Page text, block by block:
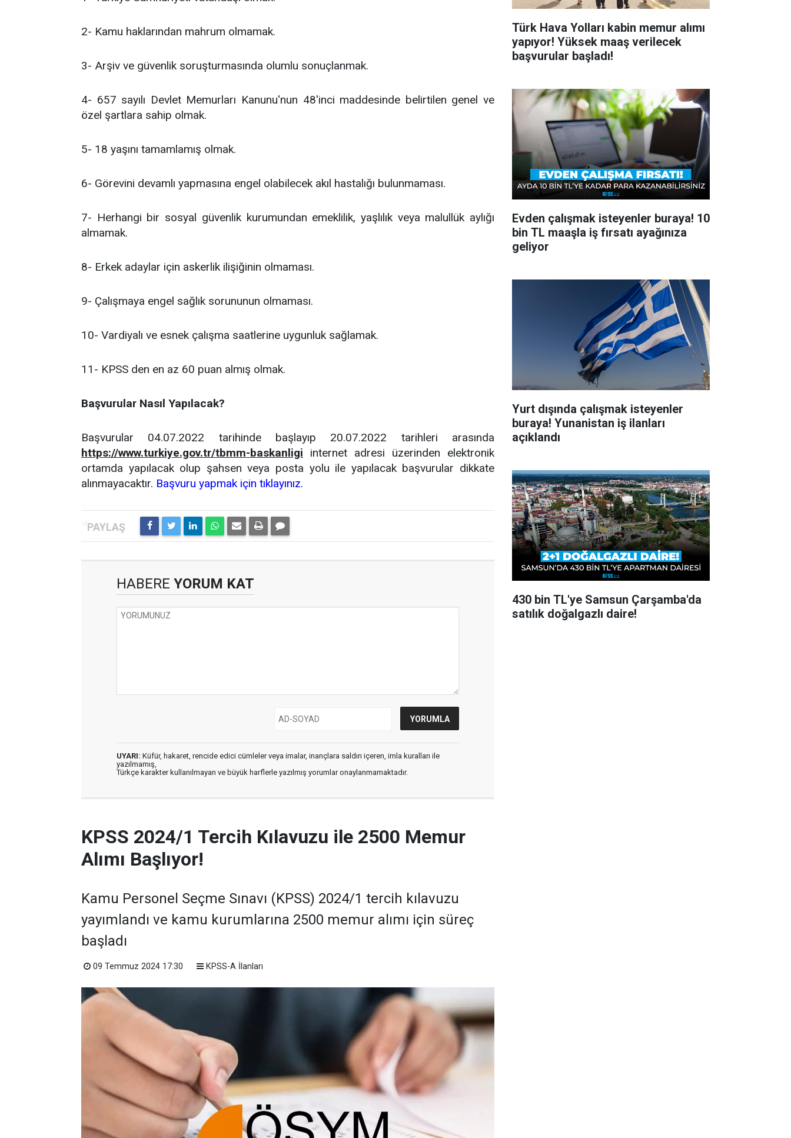
2- Kamu haklarından mahrum olmamak.
3- Arşiv ve güvenlik soruşturmasında olumlu sonuçlanmak.
4- 657 sayılı Devlet Memurları Kanunu'nun 48'inci maddesinde belirtilen genel ve
özel şartlara sahip olmak.
5- 18 yaşını tamamlamış olmak.
6- Görevini devamlı yapmasına engel olabilecek akıl hastalığı bulunmaması.
7- Herhangi bir sosyal güvenlik kurumundan emeklilik, yaşlılık veya malullük aylığı
almamak.
8- Erkek adaylar için askerlik ilişiğinin olmaması.
9- Çalışmaya engel sağlık sorununun olmaması.
10- Vardiyalı ve esnek çalışma saatlerine uygunluk sağlamak.
11- KPSS den en az 60 puan almış olmak.
Başvurular Nasıl Yapılacak?
Başvurular 04.07.2022 tarihinde başlayıp 20.07.2022 tarihleri arasında
https://www.turkiye.gov.tr/tbmm-baskanligi internet adresi üzerinden elektronik
ortamda yapılacak olup şahsen veya posta yolu ile yapılacak başvurular dikkate
alınmayacaktır. Başvuru yapmak için tıklayınız.
HABERE YORUM KAT
UYARI: Küfür, hakaret, rencide edici cümleler veya imalar, inançlara saldırı içeren, imla kuralları ile
yazılmamış,
Türkçe karakter kullanılmayan ve büyük harflerle yazılmış yorumlar onaylanmamaktadır.
KPSS 2024/1 Tercih Kılavuzu ile 2500 Memur
Alımı Başlıyor!
Kamu Personel Seçme Sınavı (KPSS) 2024/1 tercih kılavuzu
yayımlandı ve kamu kurumlarına 2500 memur alımı için süreç
başladı
09 Temmuz 2024 17:30 KPSS-A İlanları
Türk Hava Yolları kabin memur alımı
yapıyor! Yüksek maaş verilecek
başvurular başladı!
Evden çalışmak isteyenler buraya! 10
bin TL maaşla iş fırsatı ayağınıza
geliyor
Yurt dışında çalışmak isteyenler
buraya! Yunanistan iş ilanları
açıklandı
430 bin TL'ye Samsun Çarşamba'da
satılık doğalgazlı daire!